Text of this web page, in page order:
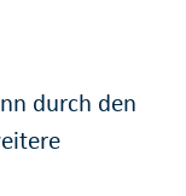
durch den